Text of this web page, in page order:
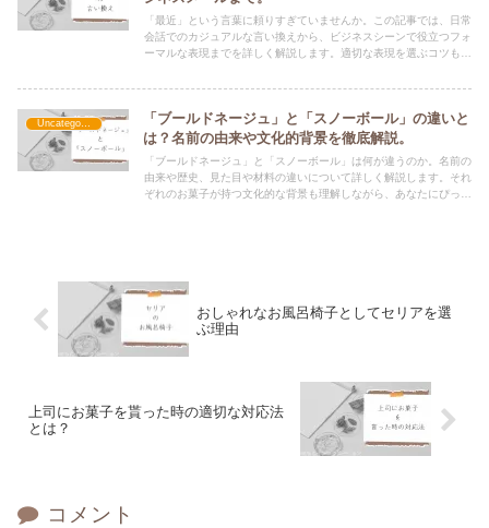
「最近」という言葉に頼りすぎていませんか。この記事では、日常
会話でのカジュアルな言い換えから、ビジネスシーンで役立つフォ
ーマルな表現までを詳しく解説します。適切な表現を選ぶコツもご
Uncategorized
「ブールドネージュ」と「スノーボール」の違いと
は？名前の由来や文化的背景を徹底解説。
「ブールドネージュ」と「スノーボール」は何が違うのか。名前の
由来や歴史、見た目や材料の違いについて詳しく解説します。それ
ぞれのお菓子が持つ文化的な背景も理解しながら、あなたにぴった
おしゃれなお風呂椅子としてセリアを選
ぶ理由
上司にお菓子を貰った時の適切な対応法
とは？
コメント